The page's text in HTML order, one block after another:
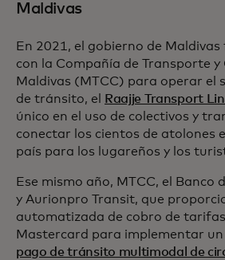
Maldivas
En 2021, el gobierno de
con la Compañía de Transporte
Maldivas (MTCC) para operar el
de tránsito, el
Raajje Transport
único en el uso de colectivos y
conectar los cientos de atolones
país para los lugareños y los
Ese mismo año, MTCC, el Banco
y Aurionpro Transit, que
automatizada de cobro de
Mastercard para implementar
pago de tránsito multimodal de